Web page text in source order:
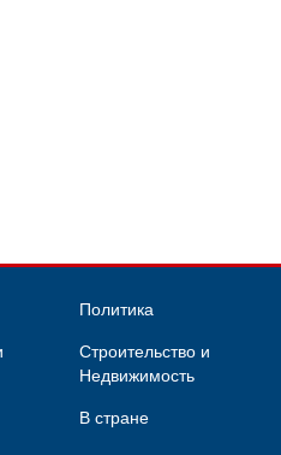
Политика
Строительство и
Недвижимость
В стране